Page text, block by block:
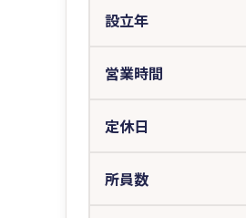
設立年
営業時間
定休日
所員数